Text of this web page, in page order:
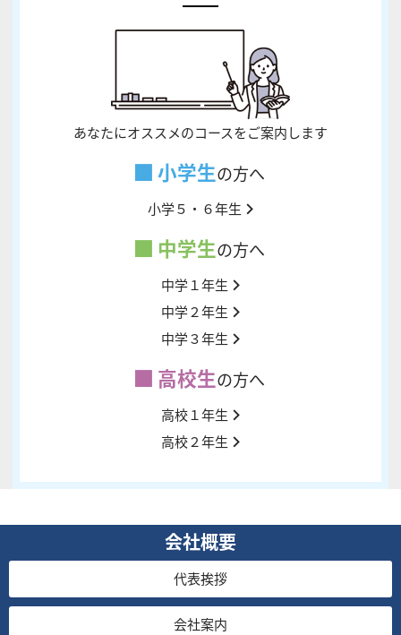
あなたにオススメのコースをご案内します
小学生の方へ
小学５・６年生
中学生の方へ
中学１年生
中学２年生
中学３年生
高校生の方へ
高校１年生
高校２年生
会社概要
代表挨拶
会社案内